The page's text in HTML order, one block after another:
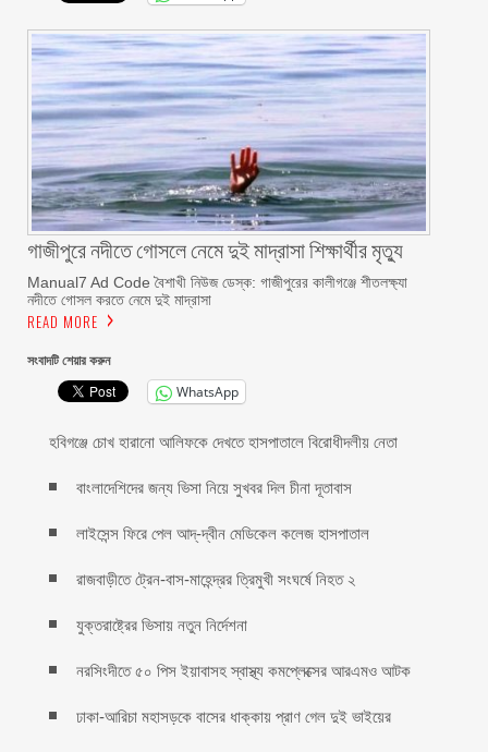
গাজীপুরে নদীতে গোসলে নেমে দুই মাদ্রাসা শিক্ষার্থীর মৃত্যু
Manual7 Ad Code বৈশাখী নিউজ ডেস্ক: গাজীপুরের কালীগঞ্জে শীতলক্ষ্যা
নদীতে গোসল করতে নেমে দুই মাদ্রাসা
READ MORE
সংবাদটি শেয়ার করুন
WhatsApp
হবিগঞ্জে চোখ হারানো আলিফকে দেখতে হাসপাতালে বিরোধীদলীয় নেতা
বাংলাদেশিদের জন্য ভিসা নিয়ে সুখবর দিল চীনা দূতাবাস
লাইসেন্স ফিরে পেল আদ্-দ্বীন মেডিকেল কলেজ হাসপাতাল
রাজবাড়ীতে ট্রেন-বাস-মাহেন্দ্রর ত্রিমুখী সংঘর্ষে নিহত ২
যুক্তরাষ্ট্রের ভিসায় নতুন নির্দেশনা
নরসিংদীতে ৫০ পিস ইয়াবাসহ স্বাস্থ্য কমপ্লেক্সের আরএমও আটক
ঢাকা-আরিচা মহাসড়কে বাসের ধাক্কায় প্রাণ গেল দুই ভাইয়ের